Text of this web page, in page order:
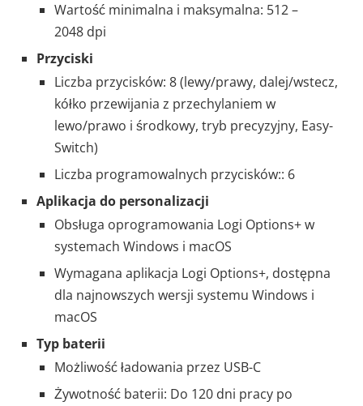
Wartość minimalna i maksymalna: 512 –
2048 dpi
Przyciski
Liczba przycisków: 8 (lewy/prawy, dalej/wstecz,
kółko przewijania z przechylaniem w
lewo/prawo i środkowy, tryb precyzyjny, Easy-
Switch)
Liczba programowalnych przycisków:: 6
Aplikacja do personalizacji
Obsługa oprogramowania Logi Options+ w
systemach Windows i macOS
Wymagana aplikacja Logi Options+, dostępna
dla najnowszych wersji systemu Windows i
macOS
Typ baterii
Możliwość ładowania przez USB-C
Żywotność baterii: Do 120 dni pracy po